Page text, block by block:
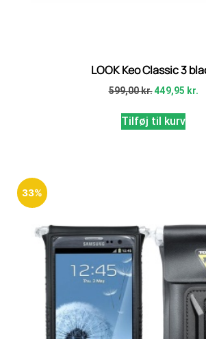
LOOK Keo Classic 3
599,00kr. 449,95 kr.
Tilføj til kurv
33%